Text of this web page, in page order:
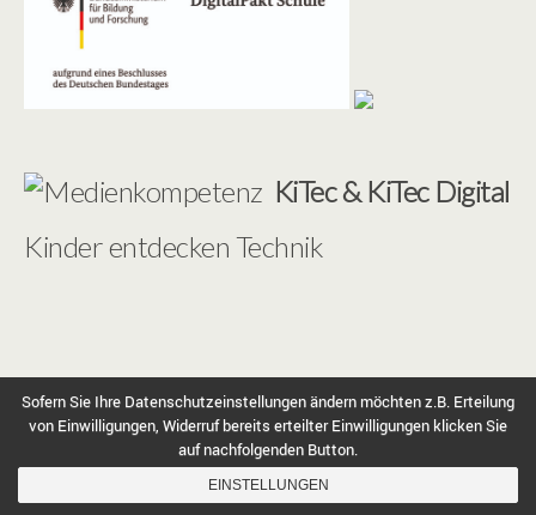
KiTec & KiTec Digital
Kinder entdecken Technik
©2020 Förderverein Grundschule Schöndorf e.V. ---Impressum---Datenschutz
Sofern Sie Ihre Datenschutzeinstellungen ändern möchten z.B. Erteilung
von Einwilligungen, Widerruf bereits erteilter Einwilligungen klicken Sie
auf nachfolgenden Button.
EINSTELLUNGEN